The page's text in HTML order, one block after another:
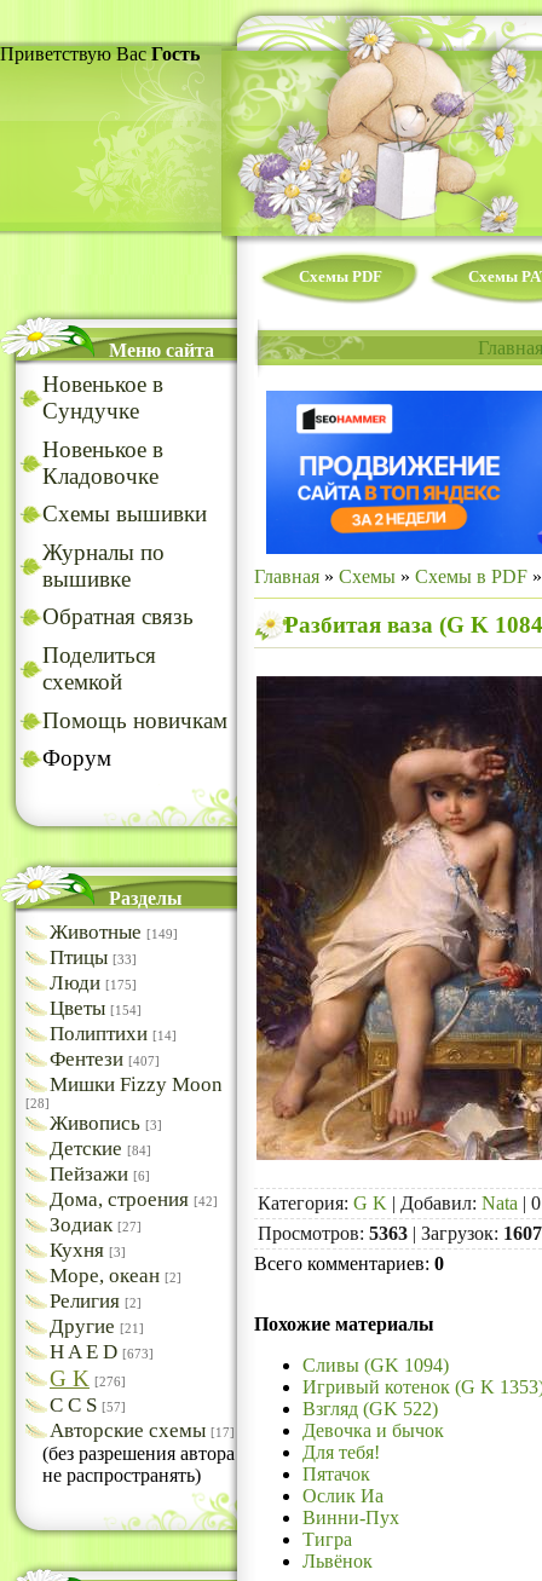
Приветствую Вас Гость
Схемы PDF Схемы
Меню сайта
Новенькое в
Сундучке
Новенькое в
Кладовочке
Схемы вышивки
Журналы по
вышивке
Обратная связь
Поделиться
схемкой
Помощь новичкам
Форум
Разделы
Животные [149]
Птицы [33]
Люди [175]
Цветы [154]
Полиптихи [14]
Фентези [407]
Мишки Fizzy Moon
[28]
Живопись [3]
Детские [84]
Пейзажи [6]
Дома, строения [42]
Зодиак [27]
Кухня [3]
Море, океан [2]
Религия [2]
Другие [21]
H A E D [673]
G K [276]
C C S [57]
Авторские схемы [17]
(без разрешения автора
не распространять)
Главная
Главная » Схемы » Схемы в PDF
Разбитая ваза (G K
Категория: G K | Добавил: Nata |
Просмотров: 5363 | Загрузок: 1607
Всего комментариев: 0
Похожие материалы
Сливы (GK 1094)
Игривый котенок (G K
Взгляд (GK 522)
Девочка и бычок
Для тебя!
Пятачок
Ослик Иа
Винни-Пух
Тигра
Львёнок